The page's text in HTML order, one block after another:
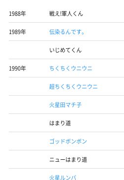
1988年 戦え!軍人くん
1989年 伝染るんです。
いじめてくん
1990年 ちくちくウニウニ
超ちくちくウニウニ
火星田マチ子
はまり道
ゴッドボンボン
ニューはまり道
火星ルンバ